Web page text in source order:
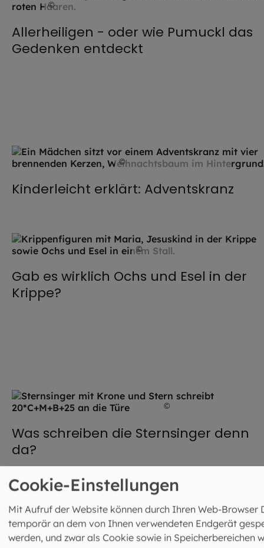
© RTL+
Allerheiligen - oder wie Pumuckl das
Gedenken entdeckt
© MT-R / stock.adobe.com
Kinderleicht erklärt: Adventskranz
© schulzfoto / stock.adobe.com
Gab es wirklich Ochs und Esel in der
Krippe?
©
Was schreiben die Sternsinger denn
da?
© Africa Studio /
Heiliger Blasius! Ein Segen bei
Cookie-Einstellungen
Mit Aufruf der Website können durch Ihren Web-Browser
temporär an dem von Ihnen verwendeten Endgerät
werden, und zwar als Cookie sowie in Speicherbereichen